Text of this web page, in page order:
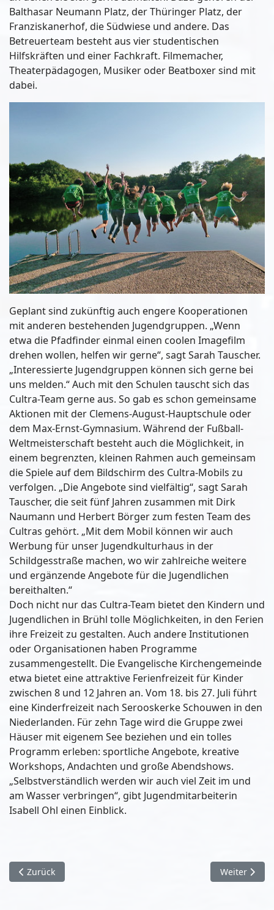
Balthasar Neumann Platz, der Thüringer Platz, der
Franziskanerhof, die Südwiese und andere. Das
Betreuerteam besteht aus vier studentischen
Hilfskräften und einer Fachkraft. Filmemacher,
Theaterpädagogen, Musiker oder Beatboxer sind mit
dabei.
Geplant sind zukünftig auch engere Kooperationen
mit anderen bestehenden Jugendgruppen. „Wenn
etwa die Pfadfinder einmal einen coolen Imagefilm
drehen wollen, helfen wir gerne“, sagt Sarah Tauscher.
„Interessierte Jugendgruppen können sich gerne bei
uns melden.“ Auch mit den Schulen tauscht sich das
Cultra-Team gerne aus. So gab es schon gemeinsame
Aktionen mit der Clemens-August-Hauptschule oder
dem Max-Ernst-Gymnasium. Während der Fußball-
Weltmeisterschaft besteht auch die Möglichkeit, in
einem begrenzten, kleinen Rahmen auch gemeinsam
die Spiele auf dem Bildschirm des Cultra-Mobils zu
verfolgen. „Die Angebote sind vielfältig“, sagt Sarah
Tauscher, die seit fünf Jahren zusammen mit Dirk
Naumann und Herbert Börger zum festen Team des
Cultras gehört. „Mit dem Mobil können wir auch
Werbung für unser Jugendkulturhaus in der
Schildgesstraße machen, wo wir zahlreiche weitere
und ergänzende Angebote für die Jugendlichen
bereithalten.“
Doch nicht nur das Cultra-Team bietet den Kindern und
Jugendlichen in Brühl tolle Möglichkeiten, in den Ferien
ihre Freizeit zu gestalten. Auch andere Institutionen
oder Organisationen haben Programme
zusammengestellt. Die Evangelische Kirchengemeinde
etwa bietet eine attraktive Ferienfreizeit für Kinder
zwischen 8 und 12 Jahren an. Vom 18. bis 27. Juli führt
eine Kinderfreizeit nach Serooskerke Schouwen in den
Niederlanden. Für zehn Tage wird die Gruppe zwei
Häuser mit eigenem See beziehen und ein tolles
Programm erleben: sportliche Angebote, kreative
Workshops, Andachten und große Abendshows.
„Selbstverständlich werden wir auch viel Zeit im und
am Wasser verbringen“, gibt Jugendmitarbeiterin
Isabell Ohl einen Einblick.
Vorheriger Beitrag: Umfrage Wer wird Fußball-Weltmeister
Zurück Nächster
Weiter